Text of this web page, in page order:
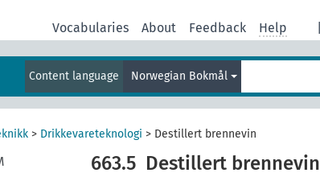
Vocabularies About Feedback Help
Content language Norwegian Bokmål
> Drikkevareteknologi > Destillert brennevin
663.5 Destillert brennevin